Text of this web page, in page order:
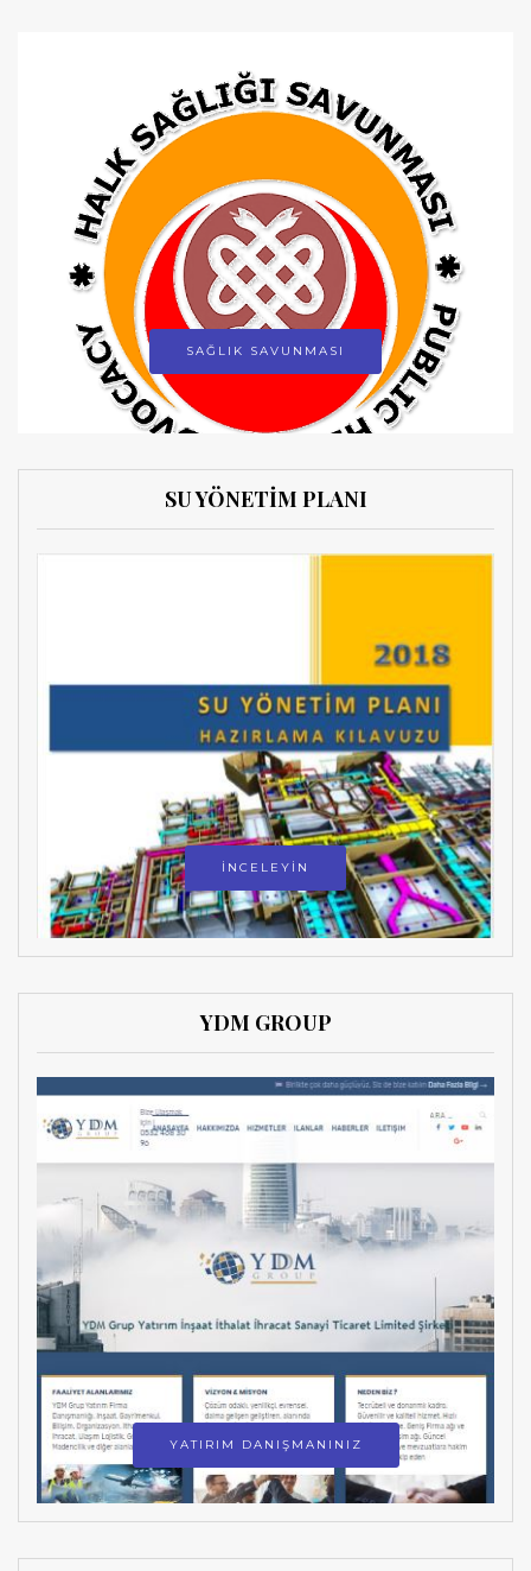
SAĞLIK SAVUNMASI
SU YÖNETİM PLANI
İNCELEYİN
YDM GROUP
YATIRIM DANIŞMANINIZ